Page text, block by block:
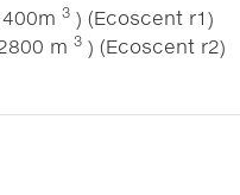
3 ) (Ecoscent r1)
m3 ) (Ecoscent r2)